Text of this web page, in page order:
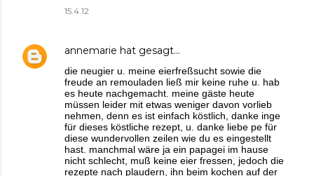
15.4.12
annemarie hat gesagt…
die neugier u. meine eierfreßsucht sowie die
freude an remouladen ließ mir keine ruhe u. hab
es heute nachgemacht. meine gäste heute
müssen leider mit etwas weniger davon vorlieb
nehmen, denn es ist einfach köstlich, danke inge
für dieses köstliche rezept, u. danke liebe pe für
diese wundervollen zeilen wie du es eingestellt
hast. manchmal wäre ja ein papagei im hause
nicht schlecht, muß keine eier fressen, jedoch die
rezepte nach plaudern, ihn beim kochen auf der